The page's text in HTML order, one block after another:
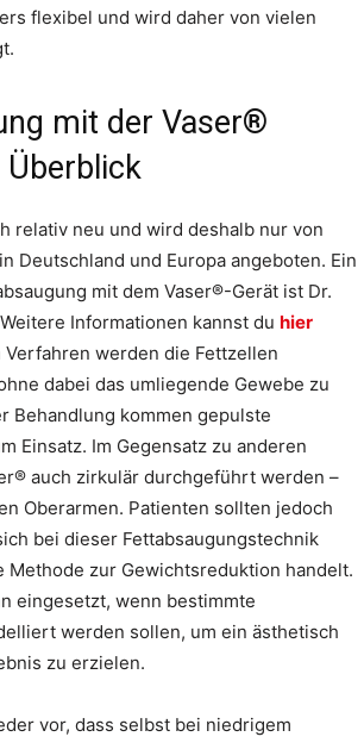
flexibel und wird daher von vielen
mit der Vaser®
relativ neu und wird deshalb nur von
Deutschland und Europa angeboten. Ein
mit dem Vaser®-Gerät ist Dr.
Informationen kannst du hier
Verfahren werden die Fettzellen
dabei das umliegende Gewebe zu
Behandlung kommen gepulste
Einsatz. Im Gegensatz zu anderen
auch zirkulär durchgeführt werden –
Oberarmen. Patienten sollten jedoch
bei dieser Fettabsaugungstechnik
Methode zur Gewichtsreduktion handelt.
eingesetzt, wenn bestimmte
werden sollen, um ein ästhetisch
zu erzielen.
vor, dass selbst bei niedrigem